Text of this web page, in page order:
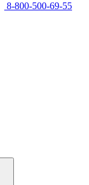
8-800-500-69-55